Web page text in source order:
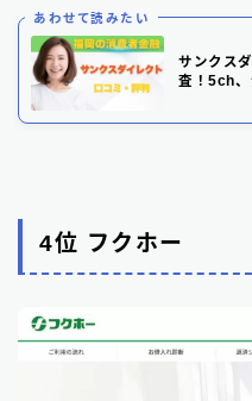
あわせて読みたい
サンクス
査！5ch、
4位 フクホー